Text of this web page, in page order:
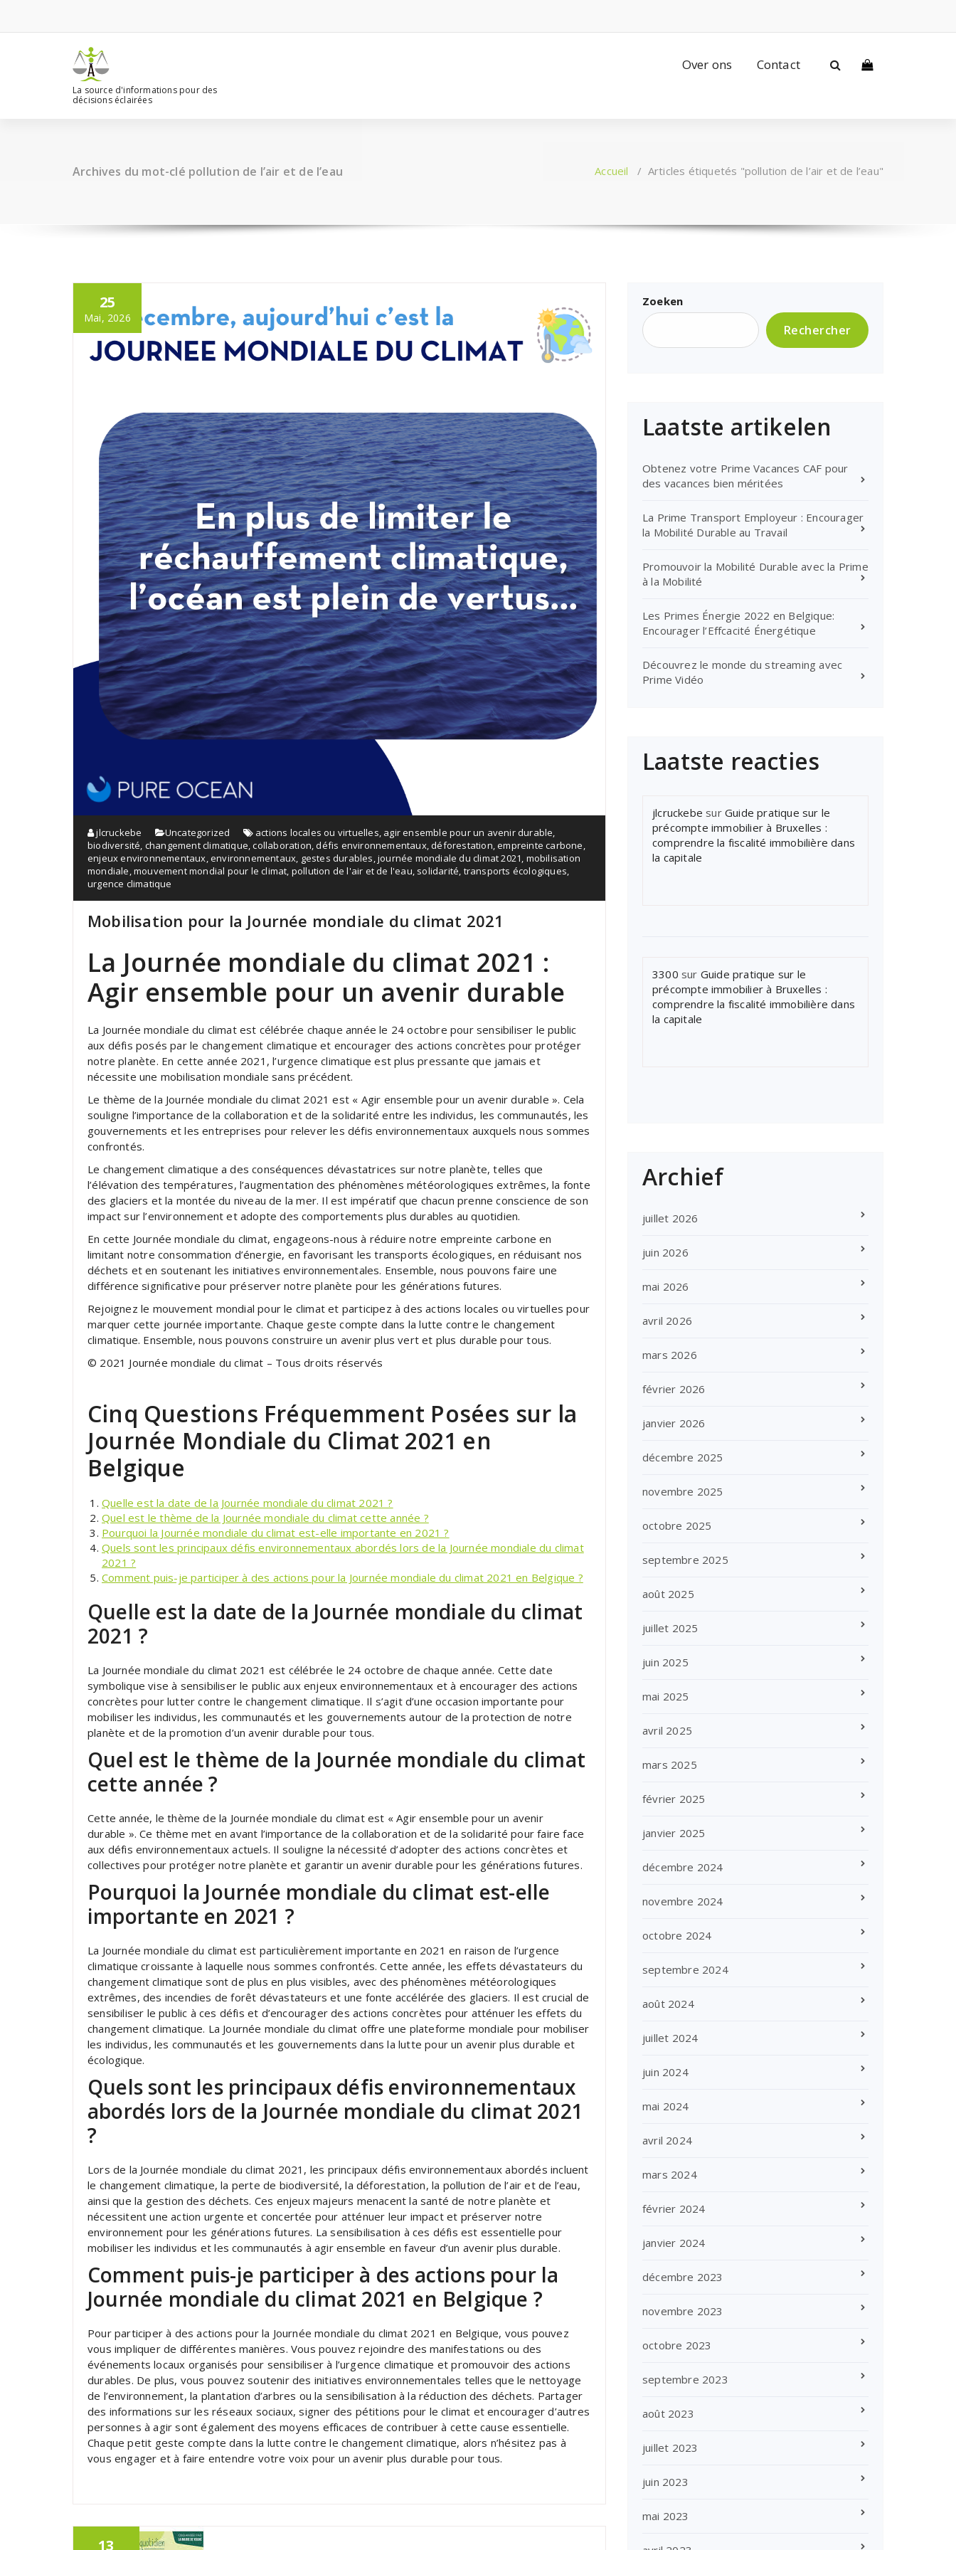
contenu
La source d'informations pour des
décisions éclairées
Over ons Contact
Archives du mot-clé pollution de l’air et de l’eau Accueil / Articles étiquetés "pollution de l’air et de l’eau"
25
Mai, 2026
jlcruckebe Uncategorized actions locales ou virtuelles, agir ensemble pour un avenir durable,
biodiversité, changement climatique,collaboration,défis environnementaux,déforestation,empreinte carbone,
enjeux environnementaux,environnementaux, gestes durables,journée mondiale du climat 2021, mobilisation
mondiale,mouvement mondial pour le climat, pollution de l'air et de l'eau, solidarité, transports écologiques,
urgence climatique
Mobilisation pour la Journée mondiale du climat 2021
La Journée mondiale du climat 2021 :
Agir ensemble pour un avenir durable
La Journée mondiale du climat est célébrée chaque année le 24 octobre pour sensibiliser le public
aux défis posés par le changement climatique et encourager des actions concrètes pour protéger
notre planète. En cette année 2021, l’urgence climatique est plus pressante que jamais et
nécessite une mobilisation mondiale sans précédent.
Le thème de la Journée mondiale du climat 2021 est « Agir ensemble pour un avenir durable ». Cela
souligne l’importance de la collaboration et de la solidarité entre les individus, les communautés, les
gouvernements et les entreprises pour relever les défis environnementaux auxquels nous sommes
confrontés.
Le changement climatique a des conséquences dévastatrices sur notre planète, telles que
l’élévation des températures, l’augmentation des phénomènes météorologiques extrêmes, la fonte
des glaciers et la montée du niveau de la mer. Il est impératif que chacun prenne conscience de son
impact sur l’environnement et adopte des comportements plus durables au quotidien.
En cette Journée mondiale du climat, engageons-nous à réduire notre empreinte carbone en
limitant notre consommation d’énergie, en favorisant les transports écologiques, en réduisant nos
déchets et en soutenant les initiatives environnementales. Ensemble, nous pouvons faire une
différence significative pour préserver notre planète pour les générations futures.
Rejoignez le mouvement mondial pour le climat et participez à des actions locales ou virtuelles pour
marquer cette journée importante. Chaque geste compte dans la lutte contre le changement
climatique. Ensemble, nous pouvons construire un avenir plus vert et plus durable pour tous.
© 2021 Journée mondiale du climat – Tous droits réservés
Cinq Questions Fréquemment Posées sur la
Journée Mondiale du Climat 2021 en
Belgique
Quelle est la date de la Journée mondiale du climat 2021 ?
Quel est le thème de la Journée mondiale du climat cette année ?
Pourquoi la Journée mondiale du climat est-elle importante en 2021 ?
Quels sont les principaux défis environnementaux abordés lors de la Journée mondiale du climat
2021 ?
Comment puis-je participer à des actions pour la Journée mondiale du climat 2021 en Belgique ?
Quelle est la date de la Journée mondiale du climat
2021 ?
La Journée mondiale du climat 2021 est célébrée le 24 octobre de chaque année. Cette date
symbolique vise à sensibiliser le public aux enjeux environnementaux et à encourager des actions
concrètes pour lutter contre le changement climatique. Il s’agit d’une occasion importante pour
mobiliser les individus, les communautés et les gouvernements autour de la protection de notre
planète et de la promotion d’un avenir durable pour tous.
Quel est le thème de la Journée mondiale du climat
cette année ?
Cette année, le thème de la Journée mondiale du climat est « Agir ensemble pour un avenir
durable ». Ce thème met en avant l’importance de la collaboration et de la solidarité pour faire face
aux défis environnementaux actuels. Il souligne la nécessité d’adopter des actions concrètes et
collectives pour protéger notre planète et garantir un avenir durable pour les générations futures.
Pourquoi la Journée mondiale du climat est-elle
importante en 2021 ?
La Journée mondiale du climat est particulièrement importante en 2021 en raison de l’urgence
climatique croissante à laquelle nous sommes confrontés. Cette année, les effets dévastateurs du
changement climatique sont de plus en plus visibles, avec des phénomènes météorologiques
extrêmes, des incendies de forêt dévastateurs et une fonte accélérée des glaciers. Il est crucial de
sensibiliser le public à ces défis et d’encourager des actions concrètes pour atténuer les effets du
changement climatique. La Journée mondiale du climat offre une plateforme mondiale pour mobiliser
les individus, les communautés et les gouvernements dans la lutte pour un avenir plus durable et
écologique.
Quels sont les principaux défis environnementaux
abordés lors de la Journée mondiale du climat 2021
?
Lors de la Journée mondiale du climat 2021, les principaux défis environnementaux abordés incluent
le changement climatique, la perte de biodiversité, la déforestation, la pollution de l’air et de l’eau,
ainsi que la gestion des déchets. Ces enjeux majeurs menacent la santé de notre planète et
nécessitent une action urgente et concertée pour atténuer leur impact et préserver notre
environnement pour les générations futures. La sensibilisation à ces défis est essentielle pour
mobiliser les individus et les communautés à agir ensemble en faveur d’un avenir plus durable.
Comment puis-je participer à des actions pour la
Journée mondiale du climat 2021 en Belgique ?
Pour participer à des actions pour la Journée mondiale du climat 2021 en Belgique, vous pouvez
vous impliquer de différentes manières. Vous pouvez rejoindre des manifestations ou des
événements locaux organisés pour sensibiliser à l’urgence climatique et promouvoir des actions
durables. De plus, vous pouvez soutenir des initiatives environnementales telles que le nettoyage
de l’environnement, la plantation d’arbres ou la sensibilisation à la réduction des déchets. Partager
des informations sur les réseaux sociaux, signer des pétitions pour le climat et encourager d’autres
personnes à agir sont également des moyens efficaces de contribuer à cette cause essentielle.
Chaque petit geste compte dans la lutte contre le changement climatique, alors n’hésitez pas à
vous engager et à faire entendre votre voix pour un avenir plus durable pour tous.
13
Zoeken
Rechercher
Laatste artikelen
Obtenez votre Prime Vacances CAF pour
des vacances bien méritées
La Prime Transport Employeur : Encourager
la Mobilité Durable au Travail
Promouvoir la Mobilité Durable avec la Prime
à la Mobilité
Les Primes Énergie 2022 en Belgique:
Encourager l’Effcacité Énergétique
Découvrez le monde du streaming avec
Prime Vidéo
Laatste reacties
jlcruckebe sur Guide pratique sur le
précompte immobilier à Bruxelles :
comprendre la fiscalité immobilière dans
la capitale
3300 sur Guide pratique sur le
précompte immobilier à Bruxelles :
comprendre la fiscalité immobilière dans
la capitale
Archief
juillet 2026
juin 2026
mai 2026
avril 2026
mars 2026
février 2026
janvier 2026
décembre 2025
novembre 2025
octobre 2025
septembre 2025
août 2025
juillet 2025
juin 2025
mai 2025
avril 2025
mars 2025
février 2025
janvier 2025
décembre 2024
novembre 2024
octobre 2024
septembre 2024
août 2024
juillet 2024
juin 2024
mai 2024
avril 2024
mars 2024
février 2024
janvier 2024
décembre 2023
novembre 2023
octobre 2023
septembre 2023
août 2023
juillet 2023
juin 2023
mai 2023